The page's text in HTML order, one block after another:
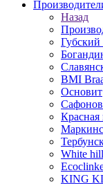
Назад
BMI
Основит
Красная
White
KING